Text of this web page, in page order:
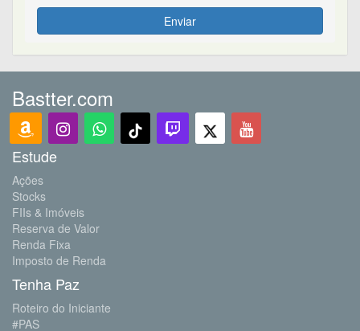
Enviar
Bastter.com
Estude
Ações
Stocks
FIIs & Imóveis
Reserva de Valor
Renda Fixa
Imposto de Renda
Tenha Paz
Roteiro do Iniciante
#PAS